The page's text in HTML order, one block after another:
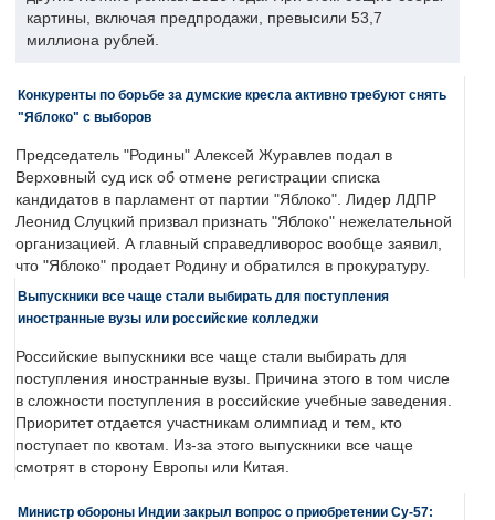
картины, включая предпродажи, превысили 53,7
миллиона рублей.
Конкуренты по борьбе за думские кресла активно требуют снять
"Яблоко" с выборов
Председатель "Родины" Алексей Журавлев подал в
Верховный суд иск об отмене регистрации списка
кандидатов в парламент от партии "Яблоко". Лидер ЛДПР
Леонид Слуцкий призвал признать "Яблоко" нежелательной
организацией. А главный справедливорос вообще заявил,
что "Яблоко" продает Родину и обратился в прокуратуру.
Выпускники все чаще стали выбирать для поступления
иностранные вузы или российские колледжи
Российские выпускники все чаще стали выбирать для
поступления иностранные вузы. Причина этого в том числе
в сложности поступления в российские учебные заведения.
Приоритет отдается участникам олимпиад и тем, кто
поступает по квотам. Из-за этого выпускники все чаще
смотрят в сторону Европы или Китая.
Министр обороны Индии закрыл вопрос о приобретении Су-57: